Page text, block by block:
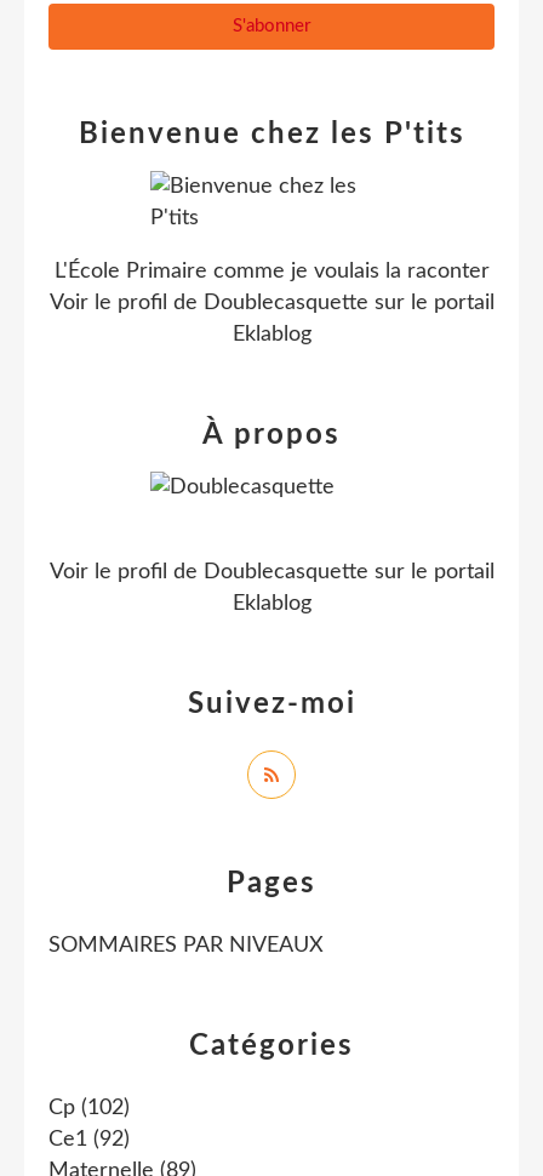
Catégories
Cp (102)
Ce1 (92)
Maternelle (89)
Pages
SOMMAIRES PAR NIVEAUX
Bienvenue chez les P'tits
L'École Primaire comme je voulais la raconter
Voir le profil de Doublecasquette sur le portail
Eklablog
Suivez-moi
À propos
Voir le profil de Doublecasquette sur le portail
Eklablog